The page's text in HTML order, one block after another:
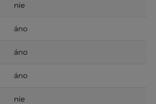
nie
áno
áno
áno
nie